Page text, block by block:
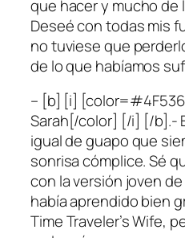
que hacer y mucho de
Deseé con todas mis
no tuviese que
de lo que habíamos
– [b] [i]
Sarah[/color] [/i] [/b].-
igual de guapo que
sonrisa cómplice. Sé
con la versión joven
había aprendido bien
Time Traveler’s Wife,